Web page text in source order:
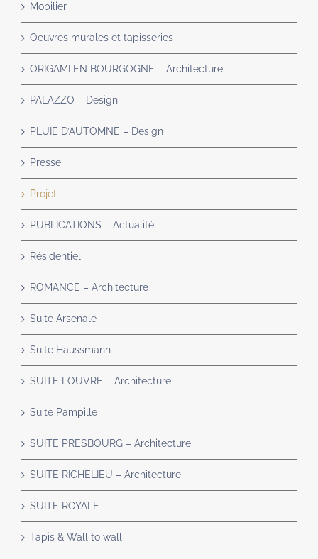
Mobilier
Oeuvres murales et tapisseries
ORIGAMI EN BOURGOGNE – Architecture
PALAZZO – Design
PLUIE D’AUTOMNE – Design
Presse
Projet
PUBLICATIONS – Actualité
Résidentiel
ROMANCE – Architecture
Suite Arsenale
Suite Haussmann
SUITE LOUVRE – Architecture
Suite Pampille
SUITE PRESBOURG – Architecture
SUITE RICHELIEU – Architecture
SUITE ROYALE
Tapis & Wall to wall